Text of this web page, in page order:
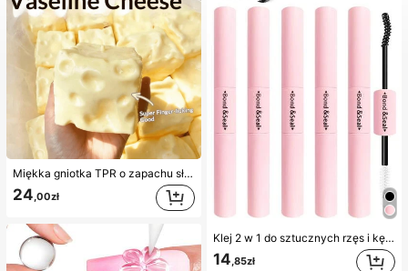
Miękka gniotka TPR o zapachu słodkiego mleka w kształcie pierożka, 5 cm, urocza zabawka antystresowa do ściskania, modny i praktyczny prezent na urodziny, Wielkanoc, Halloween, Boże Narodzenie i różne imprezy, poprawiająca nastrój
24,00zł
Klej 2 w 1 do sztucznych rzęs i kęp rzęs, 1/2/3/5 szt./opakowanie, ultra mocny i trwały, odporny na opadanie, szybkoschnący, utrzymuje się 72 godziny, odpowiedni dla początkujących, łatwy w aplikacji, z instrukcją, niezbędny produkt do rzęs, efekt powiększenia oczu, bestseller
14,85zł